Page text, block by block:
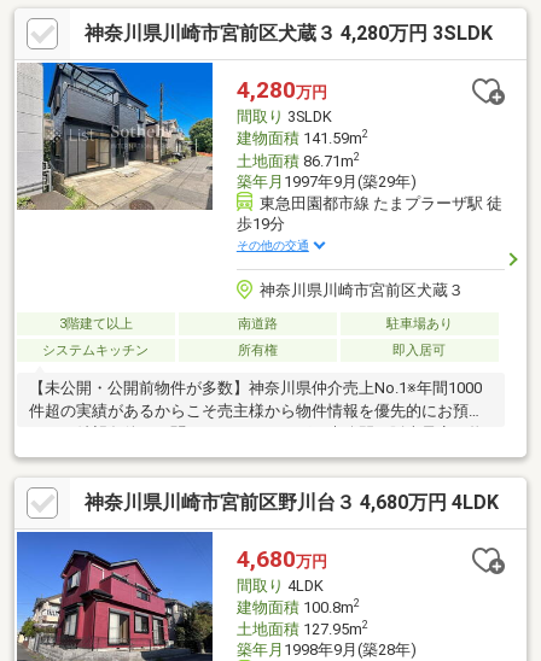
帖の大空間・土地約89坪×延床192.7㎡のゆとりある住まい〇設
備・仕様・WIC・パントリー・ルーフバルコニー完備・カースペ
ース2台確保〇周辺環境・美しが丘小学校 徒歩4分・美しが丘中
学校学 徒歩8分キッズルーム完備。当日ローン審査・資金計画の
ご相談も承ります。お気軽にお問い合わせください。
神奈川県川崎市宮前区犬蔵３ 4,280万円 3SLDK
4,280万円
間取り 3SLDK
建物面積141.59m2
土地面積86.71m2
築年月 1997年9月(築29年)
東急田園都市線 たまプラーザ駅 徒
歩19分
その他の交通
神奈川県川崎市宮前区犬蔵３
3階建て以上 南道路
駐車場あり
システムキッチン
所有権 即入居可
【未公開・公開前物件が多数】神奈川県仲介売上No.1※年間1000
件超の実績があるからこそ売主様から物件情報を優先的にお預か
件もいち早くご紹介します。【サザビーズブランド】世界80以上
の国と地域で展開する高級不動産ブランド「サザビーズ インター
ナショナル リアルティ」の一員として確かな信頼でお住まい探し
をサポート。【List365・充実のアフターサービス】お引渡し後
も、24時間365日の駆けつけや優待販売、延長保証等私たちのサ
ービスは一生涯続きます。※日経MJ（2025年10月）第43回サービ
ス業総合調査
神奈川県川崎市宮前区野川台３ 4,680万円 4LDK
4,680万円
間取り 4LDK
建物面積100.8m2
土地面積127.95m2
築年月 1998年9月(築28年)